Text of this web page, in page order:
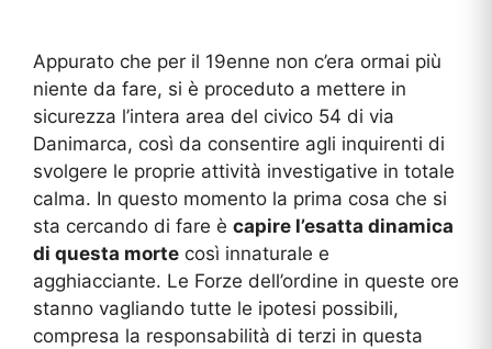
Appurato che per il 19enne non c’era ormai più
niente da fare, si è proceduto a mettere in
sicurezza l’intera area del civico 54 di via
Danimarca, così da consentire agli inquirenti di
svolgere le proprie attività investigative in totale
calma. In questo momento la prima cosa che si
sta cercando di fare è capire l’esatta dinamica
di questa morte così innaturale e
agghiacciante. Le Forze dell’ordine in queste ore
stanno vagliando tutte le ipotesi possibili,
compresa la responsabilità di terzi in questa